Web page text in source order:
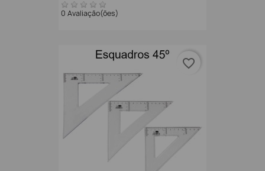
0 Avaliação(ões)
favorite_border